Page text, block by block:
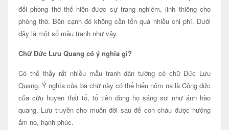
đối phòng thờ thể hiện được sự trang nghiêm, linh thiêng cho
phòng thờ. Bên cạnh đó không cần tốn quá nhiều chi phí. Dưới
đây là một số mẫu tranh như vậy.
Chữ Đức Lưu Quang có ý nghĩa gì?
Có thể thấy rất nhiều mẫu tranh dán tường có chữ Đức Lưu
Quang. Ý nghĩa của ba chữ này có thể hiểu nôm na là Công đức
của cửu huyền thất tổ, tổ tiên dòng họ sáng soi như ánh hào
quang. Lưu truyền cho muôn đời sau để con cháu được hưởng
ấm no, hạnh phúc.